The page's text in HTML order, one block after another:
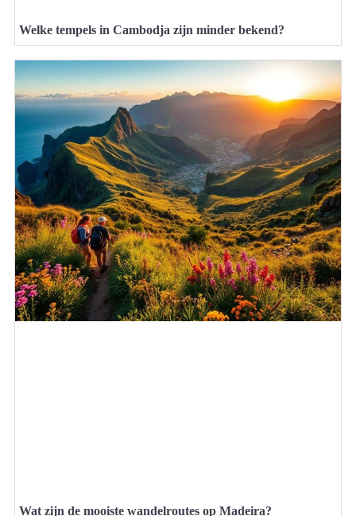
Welke tempels in Cambodja zijn minder bekend?
Wat zijn de mooiste wandelroutes op Madeira?